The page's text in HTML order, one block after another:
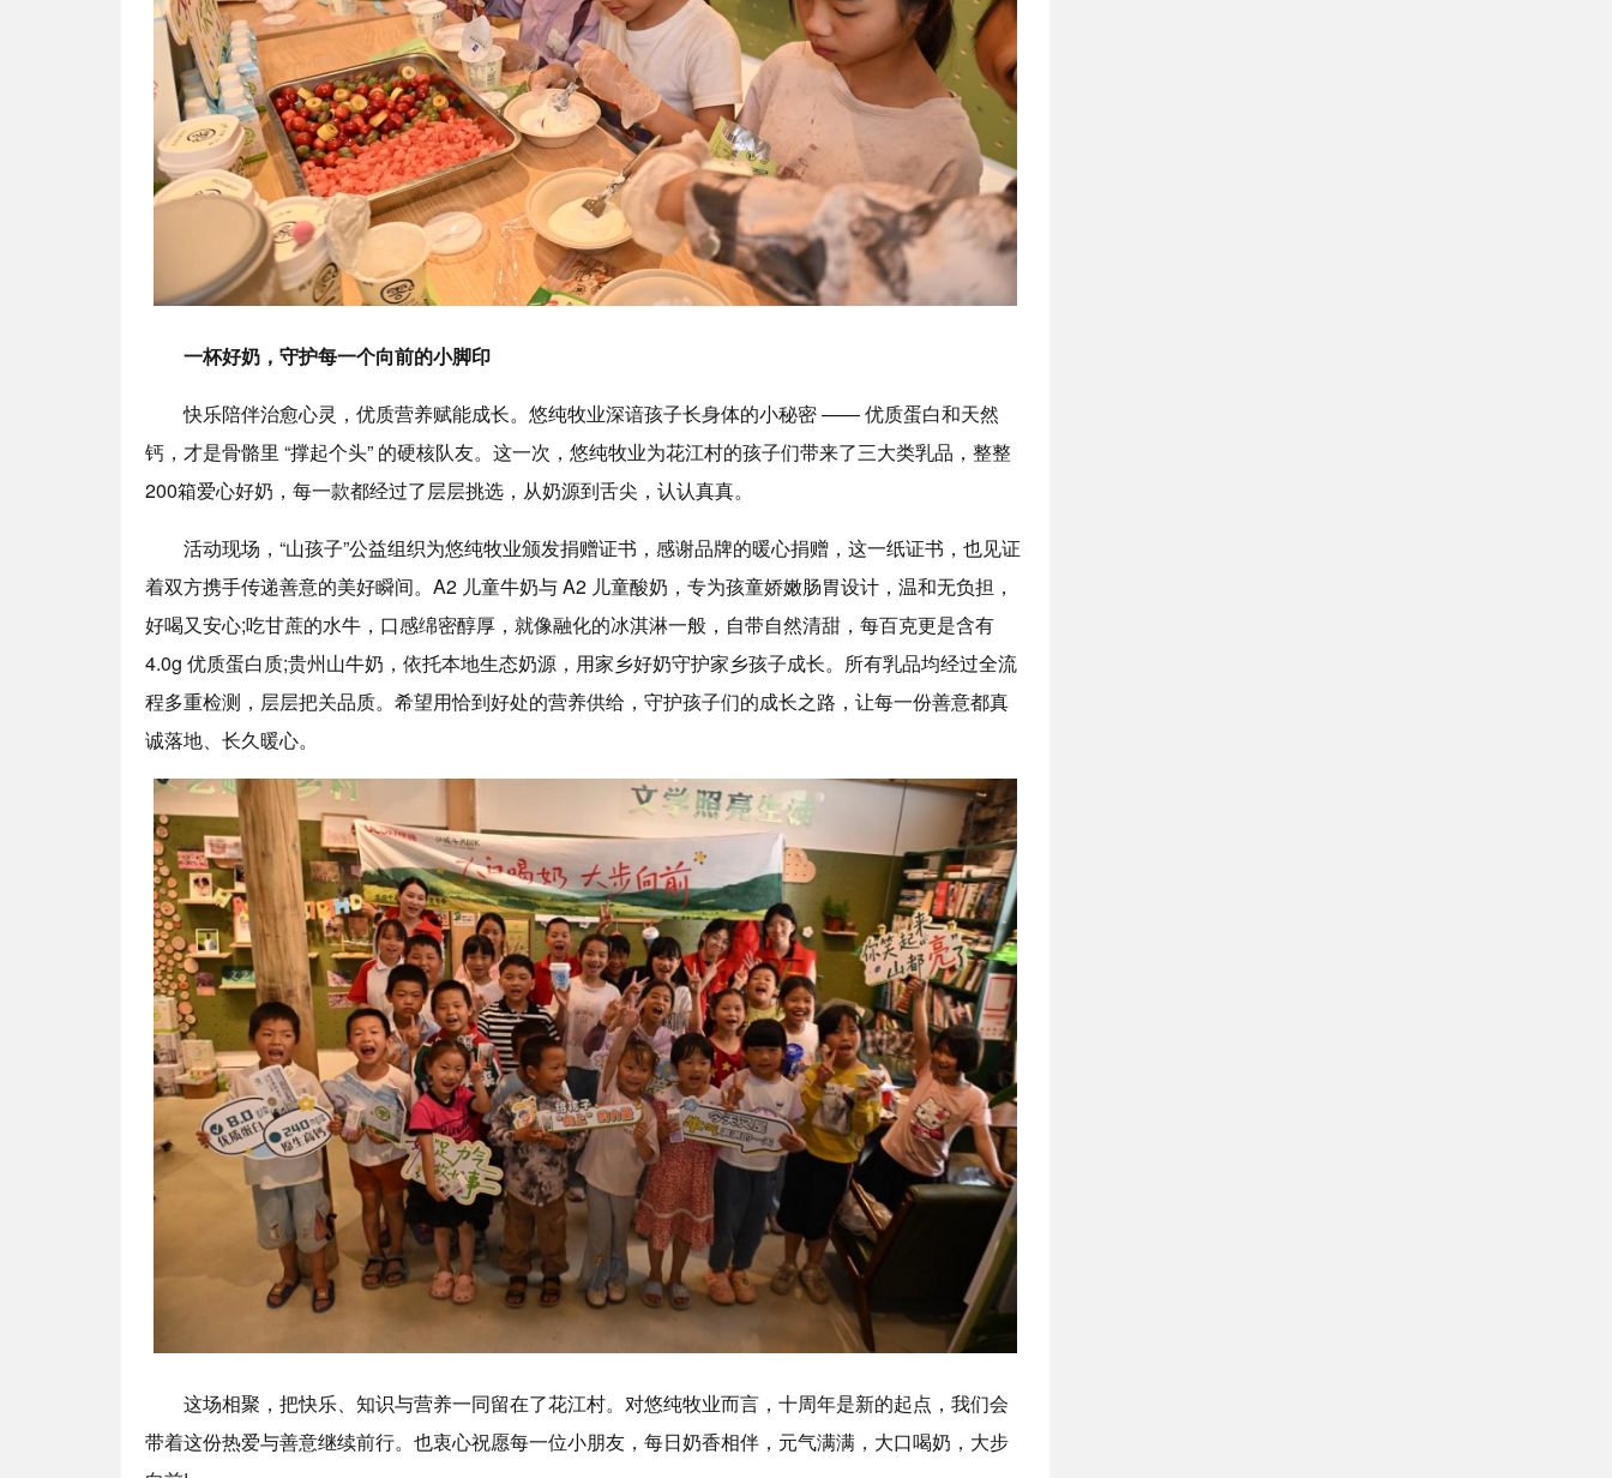
一杯好奶，守护每一个向前的小脚印
快乐陪伴治愈心灵，优质营养赋能成长。悠纯牧业深谙孩子长身体的小秘密 —— 优质蛋白和天然
钙，才是骨骼里 “撑起个头” 的硬核队友。这一次，悠纯牧业为花江村的孩子们带来了三大类乳品，整整
200箱爱心好奶，每一款都经过了层层挑选，从奶源到舌尖，认认真真。
活动现场，“山孩子”公益组织为悠纯牧业颁发捐赠证书，感谢品牌的暖心捐赠，这一纸证书，也见证
着双方携手传递善意的美好瞬间。A2 儿童牛奶与 A2 儿童酸奶，专为孩童娇嫩肠胃设计，温和无负担，
好喝又安心;吃甘蔗的水牛，口感绵密醇厚，就像融化的冰淇淋一般，自带自然清甜，每百克更是含有
4.0g 优质蛋白质;贵州山牛奶，依托本地生态奶源，用家乡好奶守护家乡孩子成长。所有乳品均经过全流
程多重检测，层层把关品质。希望用恰到好处的营养供给，守护孩子们的成长之路，让每一份善意都真
诚落地、长久暖心。
这场相聚，把快乐、知识与营养一同留在了花江村。对悠纯牧业而言，十周年是新的起点，我们会
带着这份热爱与善意继续前行。也衷心祝愿每一位小朋友，每日奶香相伴，元气满满，大口喝奶，大步